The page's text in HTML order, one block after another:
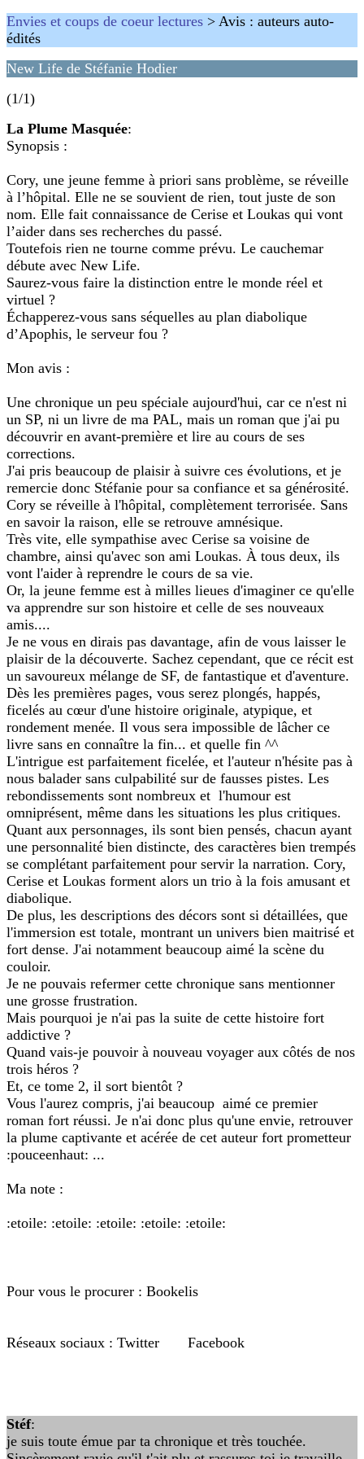
Envies et coups de coeur lectures > Avis : auteurs auto-
édités
New Life de Stéfanie Hodier
(1/1)
La Plume Masquée:
Synopsis :
Cory, une jeune femme à priori sans problème, se réveille
à l’hôpital. Elle ne se souvient de rien, tout juste de son
nom. Elle fait connaissance de Cerise et Loukas qui vont
l’aider dans ses recherches du passé.
Toutefois rien ne tourne comme prévu. Le cauchemar
débute avec New Life.
Saurez-vous faire la distinction entre le monde réel et
virtuel ?
Échapperez-vous sans séquelles au plan diabolique
d’Apophis, le serveur fou ?
Mon avis :
Une chronique un peu spéciale aujourd'hui, car ce n'est ni
un SP, ni un livre de ma PAL, mais un roman que j'ai pu
découvrir en avant-première et lire au cours de ses
corrections.
J'ai pris beaucoup de plaisir à suivre ces évolutions, et je
remercie donc Stéfanie pour sa confiance et sa générosité.
Cory se réveille à l'hôpital, complètement terrorisée. Sans
en savoir la raison, elle se retrouve amnésique.
Très vite, elle sympathise avec Cerise sa voisine de
chambre, ainsi qu'avec son ami Loukas. À tous deux, ils
vont l'aider à reprendre le cours de sa vie.
Or, la jeune femme est à milles lieues d'imaginer ce qu'elle
va apprendre sur son histoire et celle de ses nouveaux
amis....
Je ne vous en dirais pas davantage, afin de vous laisser le
plaisir de la découverte. Sachez cependant, que ce récit est
un savoureux mélange de SF, de fantastique et d'aventure.
Dès les premières pages, vous serez plongés, happés,
ficelés au cœur d'une histoire originale, atypique, et
rondement menée. Il vous sera impossible de lâcher ce
livre sans en connaître la fin... et quelle fin ^^
L'intrigue est parfaitement ficelée, et l'auteur n'hésite pas à
nous balader sans culpabilité sur de fausses pistes. Les
rebondissements sont nombreux et l'humour est
omniprésent, même dans les situations les plus critiques.
Quant aux personnages, ils sont bien pensés, chacun ayant
une personnalité bien distincte, des caractères bien trempés
se complétant parfaitement pour servir la narration. Cory,
Cerise et Loukas forment alors un trio à la fois amusant et
diabolique.
De plus, les descriptions des décors sont si détaillées, que
l'immersion est totale, montrant un univers bien maitrisé et
fort dense. J'ai notamment beaucoup aimé la scène du
couloir.
Je ne pouvais refermer cette chronique sans mentionner
une grosse frustration.
Mais pourquoi je n'ai pas la suite de cette histoire fort
addictive ?
Quand vais-je pouvoir à nouveau voyager aux côtés de nos
trois héros ?
Et, ce tome 2, il sort bientôt ?
Vous l'aurez compris, j'ai beaucoup aimé ce premier
roman fort réussi. Je n'ai donc plus qu'une envie, retrouver
la plume captivante et acérée de cet auteur fort prometteur
:pouceenhaut: ...
Ma note :
:etoile: :etoile: :etoile: :etoile: :etoile:
Pour vous le procurer : Bookelis
Réseaux sociaux : Twitter Facebook
Stéf:
je suis toute émue par ta chronique et très touchée.